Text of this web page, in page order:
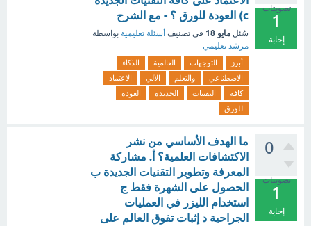
تصويتات
1
إجابة
c) العودة للورق ؟ - مع الشرح
سُئل مايو 18 في تصنيف أسئلة تعليمية بواسطة
مرشد تعليمي
أبرز التوجهات العالمية
الذكاء
الاصطناعي
والتعلم الآلي
الاعتماد
كافة
التقنيات الجديدة
العودة
للورق
0
تصويتات
1
إجابة
ما الهدف الأساسي من نشر
الاكتشافات العلمية؟ أ. مشاركة
المعرفة وتطوير التقنيات الجديدة ب
الحصول على الشهرة فقط ج
استخدام الليزر في العمليات
الجراحية د إثبات تفوق العالم على